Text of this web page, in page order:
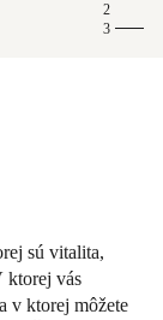
2
3
sú vitalita,
ktorej vás
v ktorej môžete